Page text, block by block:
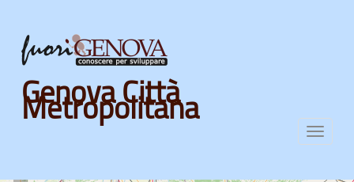
Skip
main
content
Genova Città
Metropolitana